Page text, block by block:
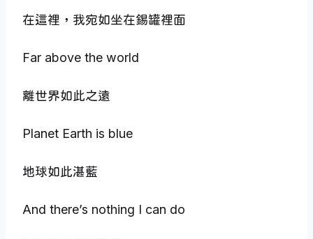
在這裡，我宛如坐在錫罐裡面
Far above the world
離世界如此之遠
Planet Earth is blue
地球如此湛藍
And there’s nothing I can do